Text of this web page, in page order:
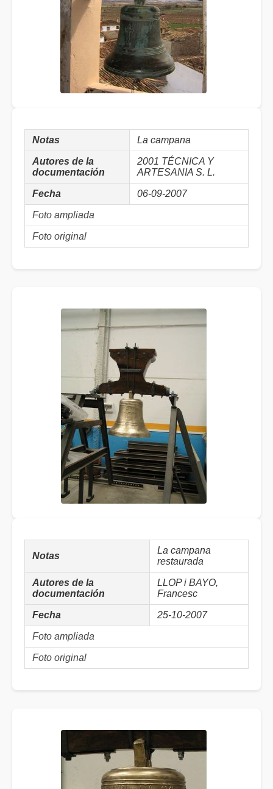
Notas La campana
Autores de la
documentación
2001 TÉCNICA Y
ARTESANIA S. L.
Fecha 06-09-2007
Foto ampliada
Foto original
Notas
La campana
restaurada
Autores de la
documentación
LLOP i BAYO,
Francesc
Fecha 25-10-2007
Foto ampliada
Foto original